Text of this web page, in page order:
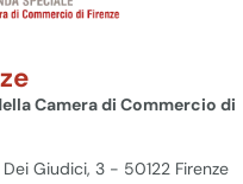
Camera di Commercio di
Dei Giudici, 3 - 50122 Firenze